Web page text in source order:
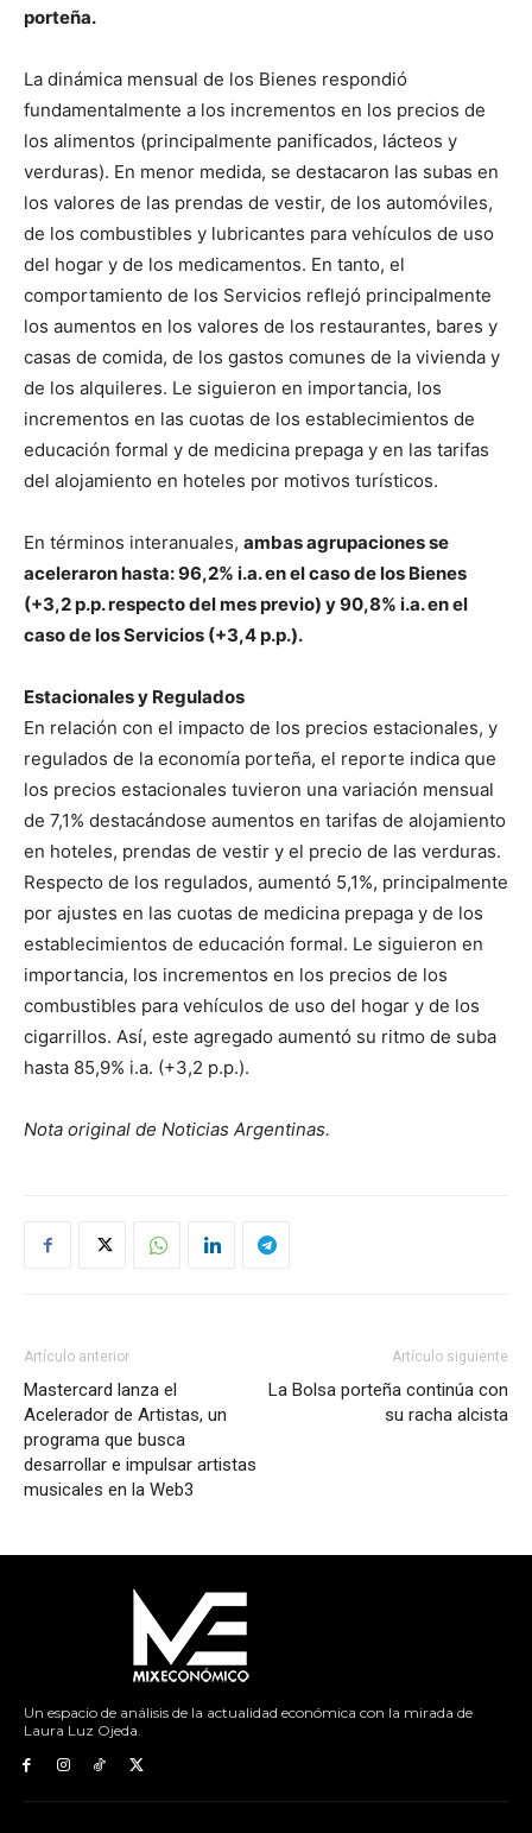
porteña.
La dinámica mensual de los Bienes respondió
fundamentalmente a los incrementos en los precios de
los alimentos (principalmente panificados, lácteos y
verduras). En menor medida, se destacaron las subas en
los valores de las prendas de vestir, de los automóviles,
de los combustibles y lubricantes para vehículos de uso
del hogar y de los medicamentos. En tanto, el
comportamiento de los Servicios reflejó principalmente
los aumentos en los valores de los restaurantes, bares y
casas de comida, de los gastos comunes de la vivienda y
de los alquileres. Le siguieron en importancia, los
incrementos en las cuotas de los establecimientos de
educación formal y de medicina prepaga y en las tarifas
del alojamiento en hoteles por motivos turísticos.
En términos interanuales, ambas agrupaciones se
aceleraron hasta: 96,2% i.a. en el caso de los Bienes
(+3,2 p.p. respecto del mes previo) y 90,8% i.a. en el
caso de los Servicios (+3,4 p.p.).
Estacionales y Regulados
En relación con el impacto de los precios estacionales, y
regulados de la economía porteña, el reporte indica que
los precios estacionales tuvieron una variación mensual
de 7,1% destacándose aumentos en tarifas de alojamiento
en hoteles, prendas de vestir y el precio de las verduras.
Respecto de los regulados, aumentó 5,1%, principalmente
por ajustes en las cuotas de medicina prepaga y de los
establecimientos de educación formal. Le siguieron en
importancia, los incrementos en los precios de los
combustibles para vehículos de uso del hogar y de los
cigarrillos. Así, este agregado aumentó su ritmo de suba
hasta 85,9% i.a. (+3,2 p.p.).
Nota original de Noticias Argentinas.
Artículo anterior
Mastercard lanza el
Acelerador de Artistas, un
programa que busca
desarrollar e impulsar artistas
musicales en la Web3
Artículo siguiente
La Bolsa porteña continúa con
su racha alcista
Un espacio de análisis de la actualidad económica con la mirada de
Laura Luz Ojeda.